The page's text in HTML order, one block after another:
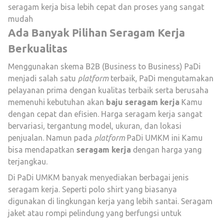
seragam kerja bisa lebih cepat dan proses yang sangat
mudah
Ada Banyak Pilihan Seragam Kerja
Berkualitas
Menggunakan skema B2B (Business to Business) PaDi
menjadi salah satu platform terbaik, PaDi mengutamakan
pelayanan prima dengan kualitas terbaik serta berusaha
memenuhi kebutuhan akan baju seragam kerja Kamu
dengan cepat dan efisien. Harga seragam kerja sangat
bervariasi, tergantung model, ukuran, dan lokasi
penjualan. Namun pada platform PaDi UMKM ini Kamu
bisa mendapatkan seragam kerja dengan harga yang
terjangkau.
Di PaDi UMKM banyak menyediakan berbagai jenis
seragam kerja. Seperti polo shirt yang biasanya
digunakan di lingkungan kerja yang lebih santai. Seragam
jaket atau rompi pelindung yang berfungsi untuk